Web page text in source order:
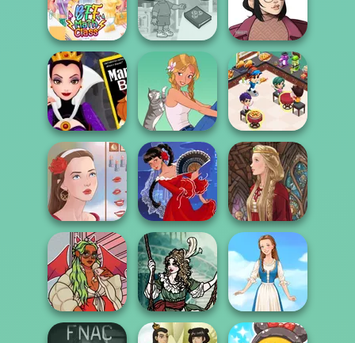
Fruit Doctor
DIY Phone Case
Shop
TB Avataria Life
Girl
BFF Math Class
Dora Cooking in
la Cucina
Casual Icon
Maker
Evil Queen's
Revenge
A Girl And Her Pet
Cooking
Restaurant
Kitchen
Portrait Maker Flamenco Dancer Medieval Doll